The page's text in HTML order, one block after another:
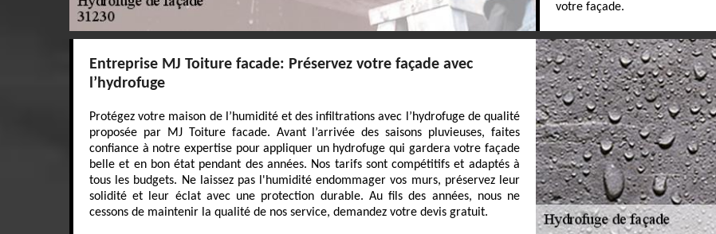
votre façade.
Entreprise MJ Toiture facade: Préservez votre façade avec
l’hydrofuge
Protégez votre maison de l’humidité et des infiltrations avec l’hydrofuge de qualité
proposée par MJ Toiture facade. Avant l’arrivée des saisons pluvieuses, faites
confiance à notre expertise pour appliquer un hydrofuge qui gardera votre façade
belle et en bon état pendant des années. Nos tarifs sont compétitifs et adaptés à
tous les budgets. Ne laissez pas l'humidité endommager vos murs, préservez leur
solidité et leur éclat avec une protection durable. Au fils des années, nous ne
cessons de maintenir la qualité de nos service, demandez votre devis gratuit.